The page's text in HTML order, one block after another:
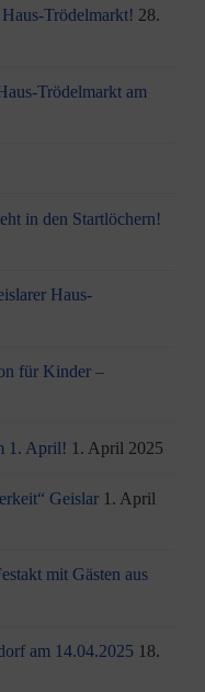
Trödelmarkt! 28.
Trödelmarkt am
in den Startlöchern!
Haus-
für Kinder –
1. April! 1. April 2025
Geislar 1. April
mit Gästen aus
am 14.04.2025 18.